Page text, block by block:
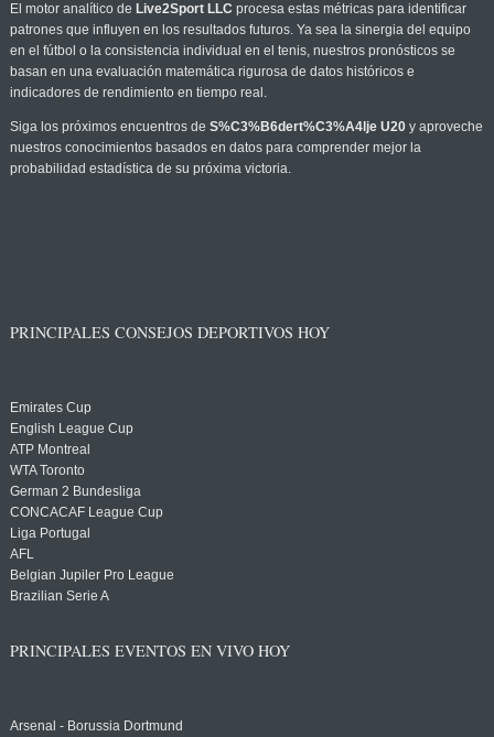
El motor analítico de Live2Sport LLC procesa estas métricas para identificar
patrones que influyen en los resultados futuros. Ya sea la sinergia del equipo
en el fútbol o la consistencia individual en el tenis, nuestros pronósticos se
basan en una evaluación matemática rigurosa de datos históricos e
indicadores de rendimiento en tiempo real.
Siga los próximos encuentros de S%C3%B6dert%C3%A4lje U20y aproveche
nuestros conocimientos basados en datos para comprender mejor la
probabilidad estadística de su próxima victoria.
PRINCIPALES CONSEJOS DEPORTIVOS HOY
Emirates Cup
English League Cup
ATP Montreal
WTA Toronto
German 2 Bundesliga
CONCACAF League Cup
Liga Portugal
AFL
Belgian Jupiler Pro League
Brazilian Serie A
PRINCIPALES EVENTOS EN VIVO HOY
Arsenal - Borussia Dortmund